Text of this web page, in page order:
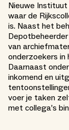
Nieuwe
waar de
is. Naast het
van
onderzoekers
Daarnaast
inkomend en
voer je taken
met collega’s